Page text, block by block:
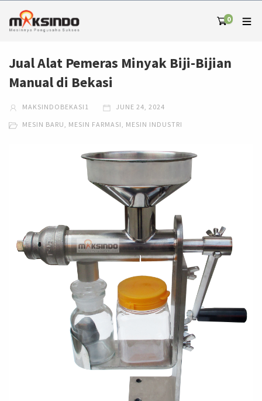
0
Jual Alat Pemeras Minyak Biji-Bijian
Manual di Bekasi
MAKSINDOBEKASI1 JUNE 24, 2024
MESIN BARU, MESIN FARMASI, MESIN INDUSTRI